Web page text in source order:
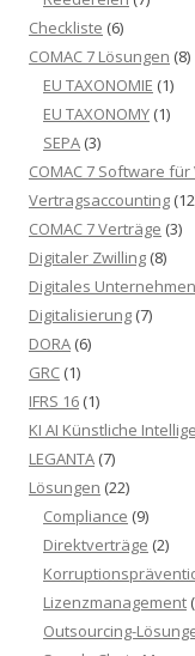
Checkliste (6)
COMAC 7 Lösungen (8)
EU TAXONOMIE (1)
EU TAXONOMY (1)
SEPA (3)
COMAC 7 Software
Vertragsaccounting
COMAC 7 Verträge (3)
Digitaler Zwilling (8)
Digitales Unternehmen
Digitalisierung (7)
DORA (6)
GRC (1)
IFRS 16 (1)
KI AI Künstliche
LEGANTA (7)
Lösungen (22)
Compliance (9)
Direktverträge (2)
Lizenzmanagement
Outsourcing-